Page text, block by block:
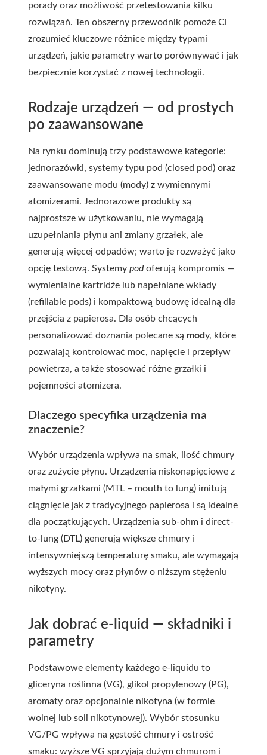
porady oraz możliwość przetestowania kilku
rozwiązań. Ten obszerny przewodnik pomoże Ci
zrozumieć kluczowe różnice między typami
urządzeń, jakie parametry warto porównywać i jak
bezpiecznie korzystać z nowej technologii.
Rodzaje urządzeń — od prostych
po zaawansowane
Na rynku dominują trzy podstawowe kategorie:
jednorazówki, systemy typu pod (closed pod) oraz
zaawansowane modu (mody) z wymiennymi
atomizerami. Jednorazowe produkty są
najprostsze w użytkowaniu, nie wymagają
uzupełniania płynu ani zmiany grzałek, ale
generują więcej odpadów; warto je rozważyć jako
opcję testową. Systemy podoferują kompromis —
wymienialne kartridże lub napełniane wkłady
(refillable pods) i kompaktową budowę idealną dla
przejścia z papierosa. Dla osób chcących
personalizować doznania polecane są mody, które
pozwalają kontrolować moc, napięcie i przepływ
powietrza, a także stosować różne grzałki i
pojemności atomizera.
Dlaczego specyfika urządzenia ma
znaczenie?
Wybór urządzenia wpływa na smak, ilość chmury
oraz zużycie płynu. Urządzenia niskonapięciowe z
małymi grzałkami (MTL – mouth to lung) imitują
ciągnięcie jak z tradycyjnego papierosa i są idealne
dla początkujących. Urządzenia sub-ohm i direct-
to-lung (DTL) generują większe chmury i
intensywniejszą temperaturę smaku, ale wymagają
wyższych mocy oraz płynów o niższym stężeniu
nikotyny.
Jak dobrać e-liquid — składniki i
parametry
Podstawowe elementy każdego e-liquidu to
gliceryna roślinna (VG), glikol propylenowy (PG),
aromaty oraz opcjonalnie nikotyna (w formie
wolnej lub soli nikotynowej). Wybór stosunku
VG/PG wpływa na gęstość chmury i ostrość
smaku: wyższe VG sprzyjają dużym chmurom i